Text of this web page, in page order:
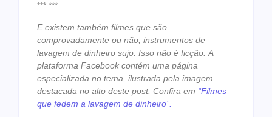
*** ***
E existem também filmes que são
comprovadamente ou não, instrumentos de
lavagem de dinheiro sujo. Isso não é ficção. A
plataforma Facebook contém uma página
especializada no tema, ilustrada pela imagem
destacada no alto deste post. Confira em “Filmes
que fedem a lavagem de dinheiro”.